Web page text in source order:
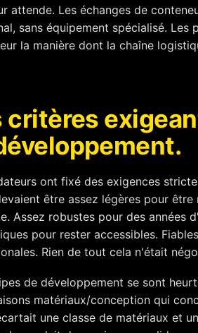
attende. Les échanges de
sans équipement spécialisé. Les
la manière dont la chaîne
critères
ont fixé des exigences
être assez légères pour être
Assez robustes pour des années
pour rester accessibles.
Rien de tout cela n'était
de développement se sont
matériaux/conception qui
une classe de matériaux et